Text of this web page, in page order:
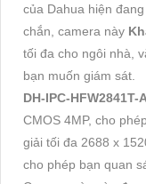
của Dahua hiện
chắn, camera này
tối đa cho ngôi nhà,
bạn muốn giám sát.
DH-IPC-HFW2841T-
CMOS 4MP, cho
giải tối đa 2688 x
cho phép bạn quan